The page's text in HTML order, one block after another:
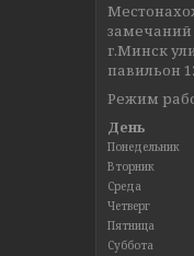
г.Минск
павильон
Режим
День
Понедельник
Вторник
Среда
Четверг
Пятница
Суббота